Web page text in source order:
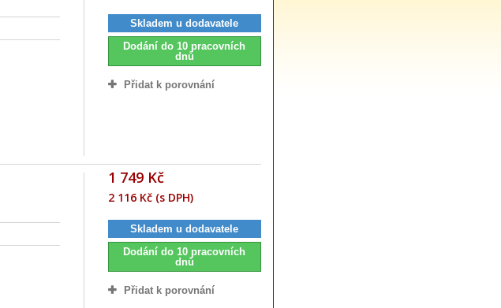
Skladem u dodavatele
Dodání do 10 pracovních
dnů
Přidat k porovnání
1 749 Kč
2 116 Kč (s DPH)
Skladem u dodavatele
Dodání do 10 pracovních
dnů
Přidat k porovnání